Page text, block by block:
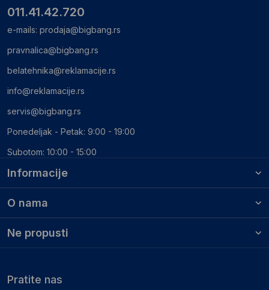
Informacije
O nama
Ne propusti
011.41.42.720
e-mails: prodaja@bigbang.rs
pravnalica@bigbang.rs
belatehnika@reklamacije.rs
info@reklamacije.rs
servis@bigbang.rs
Ponedeljak - Petak: 9:00 - 19:00
Subotom: 10:00 - 15:00
Pratite nas